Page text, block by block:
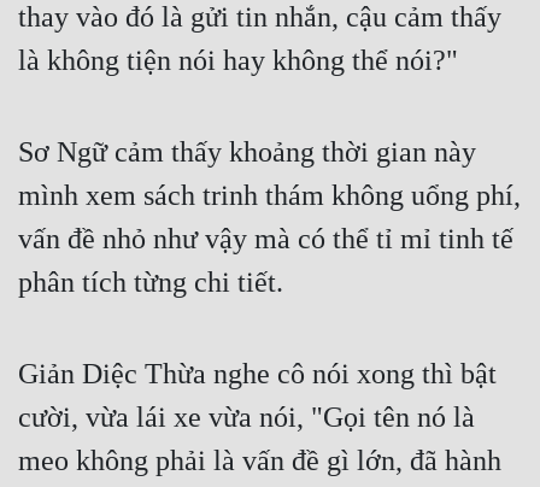
thay vào đó là gửi tin nhắn, cậu cảm thấy
là không tiện nói hay không thể nói?"
Sơ Ngữ cảm thấy khoảng thời gian này
mình xem sách trinh thám không uổng phí,
vấn đề nhỏ như vậy mà có thể tỉ mỉ tinh tế
phân tích từng chi tiết.
Giản Diệc Thừa nghe cô nói xong thì bật
cười, vừa lái xe vừa nói, "Gọi tên nó là
meo không phải là vấn đề gì lớn, đã hành